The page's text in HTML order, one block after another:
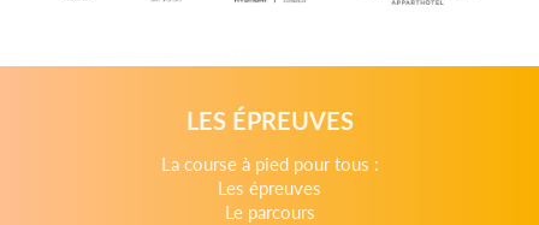
LES ÉPREUVES
La course à pied pour tous :
Les épreuves
Le parcours